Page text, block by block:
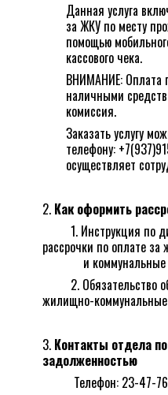
Данная услуга
за ЖКУ по месту
помощью
кассового чека.
ВНИМАНИЕ: Оплата
наличными
комиссия.
Заказать услугу
телефону:
осуществляет
Как оформить
1. Инструкция по
рассрочки по оплате
и коммунальные
2. Обязательство
жилищно-коммунальные
Контакты отдела
задолженностью
Телефон: 23-47-76